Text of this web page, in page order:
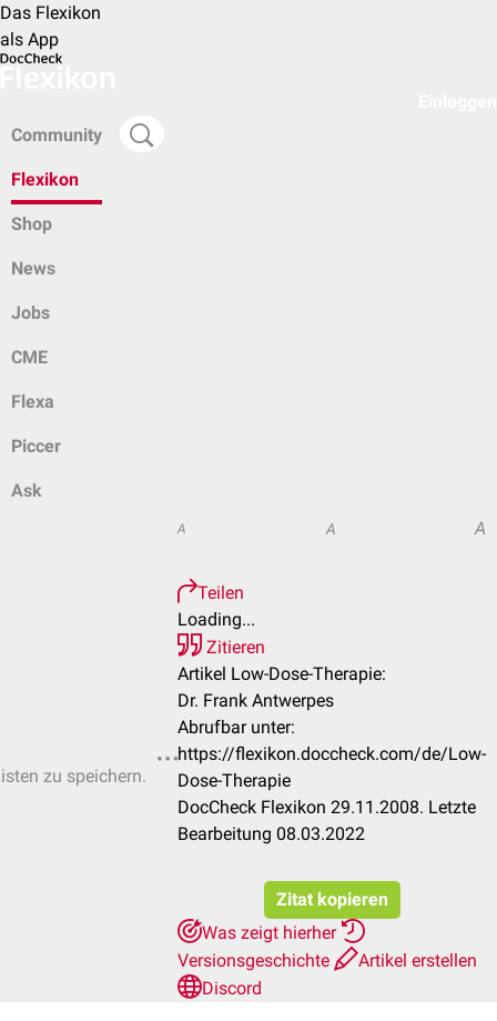
Das Flexikon
als App
Community
Flexikon
Shop
News
Jobs
CME
Flexa
Piccer
Ask
zu speichern.
A A A
Teilen
Loading...
Zitieren
Artikel Low-Dose-Therapie:
Dr. Frank Antwerpes
Abrufbar unter:
https://flexikon.doccheck.com/de/Low-
Dose-Therapie
DocCheck Flexikon 29.11.2008. Letzte
Bearbeitung 08.03.2022
Zitat kopieren
Was zeigt hierher
Versionsgeschichte
Artikel erstellen
Discord